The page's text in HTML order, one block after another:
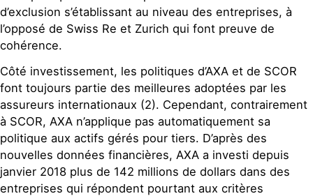
d’exclusion s’établissant au niveau des entreprises, à
l’opposé de Swiss Re et Zurich qui font preuve de
cohérence.
Côté investissement, les politiques d’AXA et de SCOR
font toujours partie des meilleures adoptées par les
assureurs internationaux (2). Cependant, contrairement
à SCOR, AXA n’applique pas automatiquement sa
politique aux actifs gérés pour tiers. D’après des
nouvelles données financières, AXA a investi depuis
janvier 2018 plus de 142 millions de dollars dans des
entreprises qui répondent pourtant aux critères